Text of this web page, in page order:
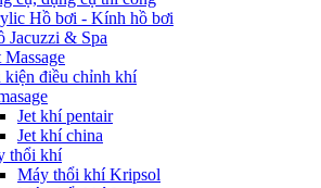
Hồ bơi - Kính hồ bơi
Jacuzzi & Spa
Massage
kiện điều chỉnh khí
Jet khí pentair
Jet khí china
thổi khí
Máy thổi khí Kripsol